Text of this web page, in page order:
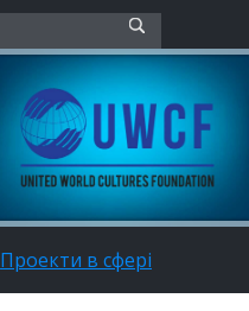
Проекти в сфері